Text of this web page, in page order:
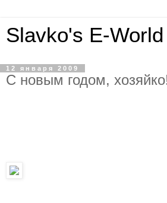
Slavko's E-World
12 января 2009
C новым годом,